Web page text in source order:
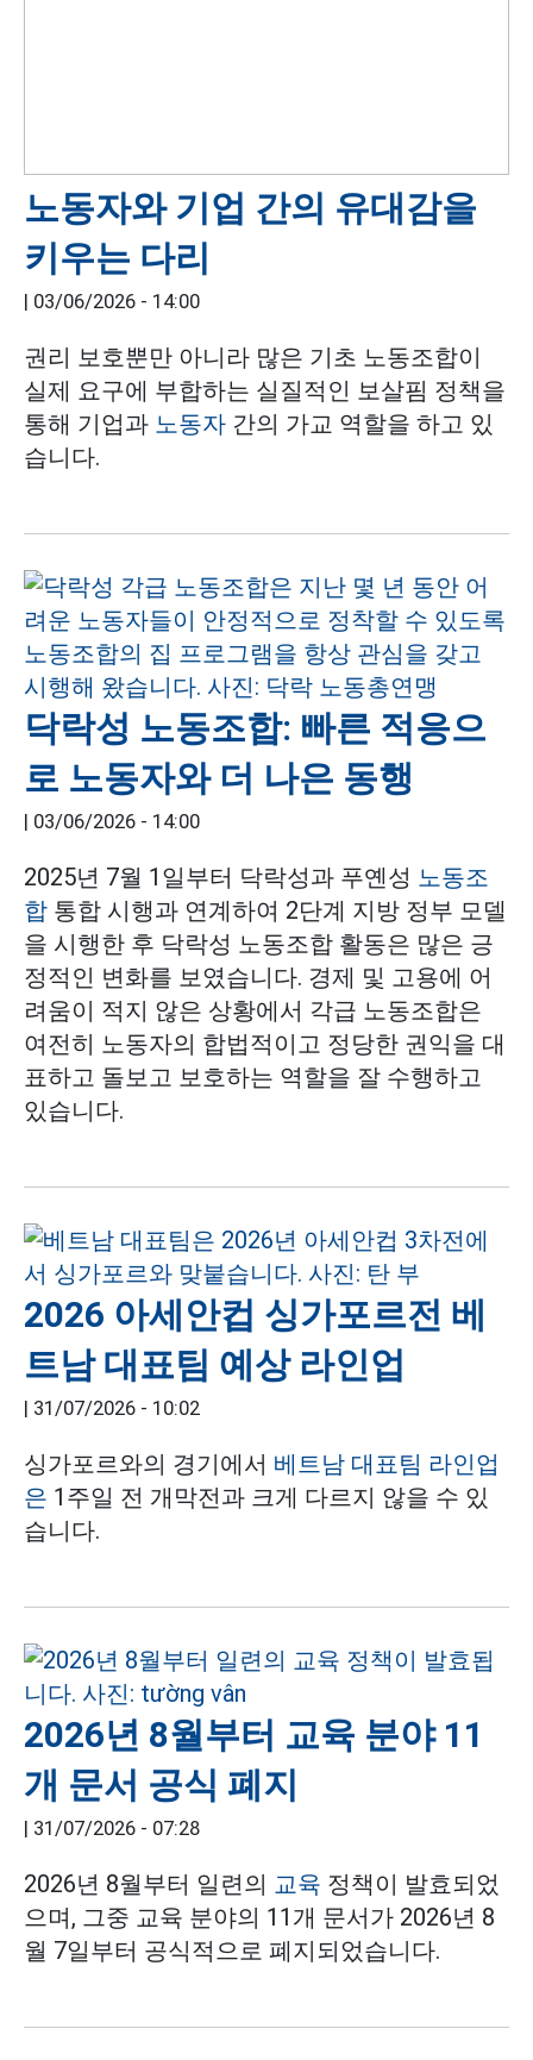
노동자와 기업 간의 유대감을
키우는 다리
| 03/06/2026 - 14:00
권리 보호뿐만 아니라 많은 기초 노동조합이
실제 요구에 부합하는 실질적인 보살핌 정책을
통해 기업과 노동자 간의 가교 역할을 하고 있
습니다.
닥락성 노동조합: 빠른 적응으
로 노동자와 더 나은 동행
| 03/06/2026 - 14:00
2025년 7월 1일부터 닥락성과 푸옌성 노동조
합 통합 시행과 연계하여 2단계 지방 정부 모델
을 시행한 후 닥락성 노동조합 활동은 많은 긍
정적인 변화를 보였습니다. 경제 및 고용에 어
려움이 적지 않은 상황에서 각급 노동조합은
여전히 노동자의 합법적이고 정당한 권익을 대
표하고 돌보고 보호하는 역할을 잘 수행하고
있습니다.
2026 아세안컵 싱가포르전 베
트남 대표팀 예상 라인업
| 31/07/2026 - 10:02
싱가포르와의 경기에서 베트남 대표팀 라인업
은 1주일 전 개막전과 크게 다르지 않을 수 있
습니다.
2026년 8월부터 교육 분야 11
개 문서 공식 폐지
| 31/07/2026 - 07:28
2026년 8월부터 일련의 교육 정책이 발효되었
으며, 그중 교육 분야의 11개 문서가 2026년 8
월 7일부터 공식적으로 폐지되었습니다.